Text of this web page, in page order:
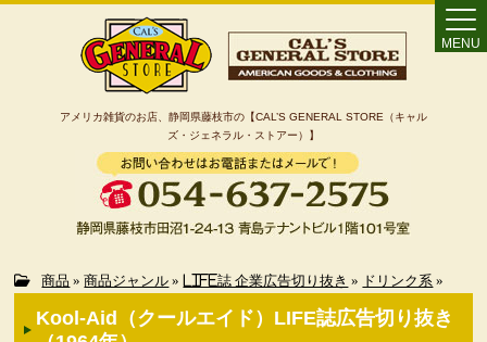
アメリカ雑貨のお店、静岡県藤枝市の【CAL’S GENERAL STORE（キャル
ズ・ジェネラル・ストアー）】
MENU
Home
カート
商品 » 商品ジャンル » LIFE誌 企業広告切り抜き » ドリンク系 »
Kool-Aid（クールエイド）LIFE誌広告切り抜き